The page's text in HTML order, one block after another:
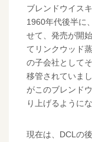
ブレンドウイス
1960年代後半に
せて、発売が開
てリンクウッド
の子会社として
移管されていま
がこのブレンド
り上げるように
現在は、DCLの